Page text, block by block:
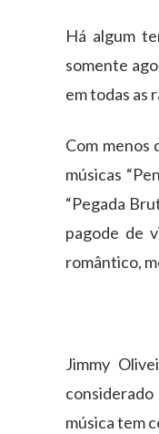
Há algum
somente
em todas as
Com menos
músicas
“Pegada
pagode de
romântico,
Jimmy
música tem